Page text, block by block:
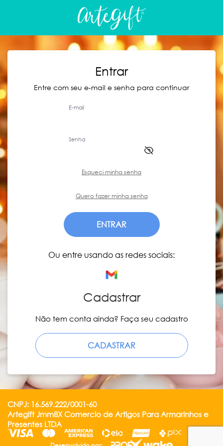
Entrar
Entre com seu e-mail e senha para continuar
E-mail
Senha
Esqueci minha senha
Quero fazer minha senha
ENTRAR
Ou entre usando as redes sociais:
Cadastrar
Não tem conta ainda? Faça seu cadastro
CADASTRAR
CNPJ: 16.569.222/0001-60
Artegift Jmm8X Comercio de Artigos Para Armarinhos e
Presentes LTDA